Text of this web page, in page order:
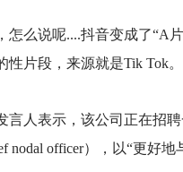
怎么说呢....抖音变成了“A
性片段，来源就是Tik Tok。
言人表示，该公司正在招
nodal officer），以“更好地